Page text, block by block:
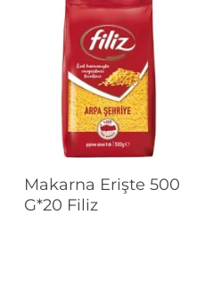
Devamını Oku
Makarna Erişte 500
G*20 Filiz